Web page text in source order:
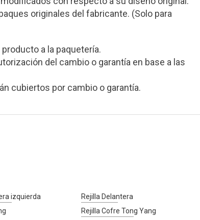
originales del fabricante. (Solo para
a la paquetería.
del cambio o garantía en base a las
cubiertos por cambio o garantía.
izquierda
Rejilla Delantera
Rejilla Cofre Tong Yang